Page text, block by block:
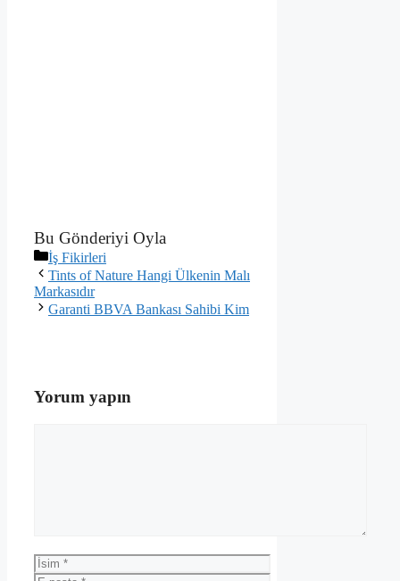
Bu Gönderiyi Oyla
Kategoriler
İş Fikirleri
Tints of Nature Hangi Ülkenin Malı
Markasıdır
Garanti BBVA Bankası Sahibi Kim
Yorum yapın
İsim